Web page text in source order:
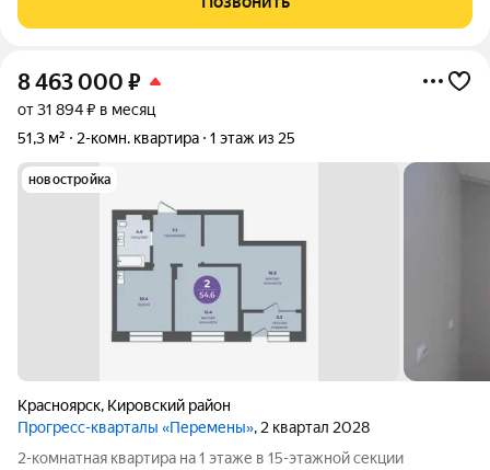
города совмещен с тихим и
8 463 000 ₽
от 31 894 ₽ в месяц
51,3 м²
2-комн. квартира 1 этаж из 25
новостройка
Красноярск, Кировский район
Прогресс-кварталы «Перемены», 2 квартал 2028
2-комнатная квартира на 1 этаже в 15-этажной секции